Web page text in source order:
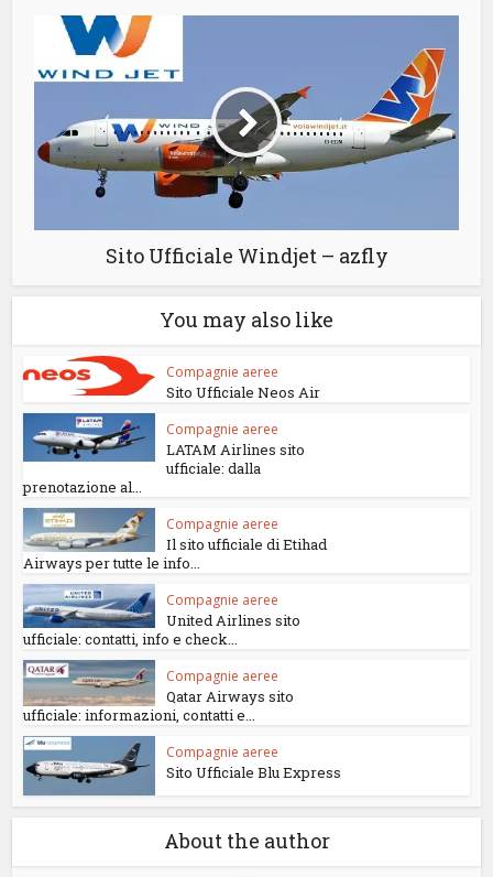
Sito Ufficiale Windjet – azfly
You may also like
Compagnie aeree
Sito Ufficiale Neos Air
Compagnie aeree
LATAM Airlines sito
ufficiale: dalla
prenotazione al...
Compagnie aeree
Il sito ufficiale di Etihad
Airways per tutte le info...
Compagnie aeree
United Airlines sito
ufficiale: contatti, info e check...
Compagnie aeree
Qatar Airways sito
ufficiale: informazioni, contatti e...
Compagnie aeree
Sito Ufficiale Blu Express
About the author